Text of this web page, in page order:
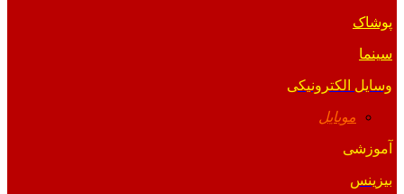
پوشاک
سینما
وسایل الکترونیکی
موبایل
آموزشی
بیزینس